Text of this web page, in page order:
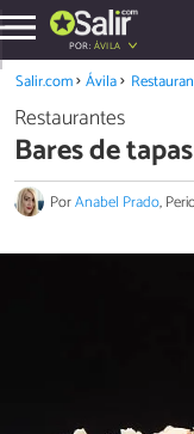
POR: ÁVILA
Salir.com Ávila
Restaurantes
Bares de
PorAnabel Prado,